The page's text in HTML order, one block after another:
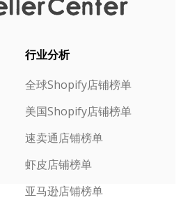
行业分析
全球Shopify店铺榜单
美国Shopify店铺榜单
速卖通店铺榜单
虾皮店铺榜单
亚马逊店铺榜单